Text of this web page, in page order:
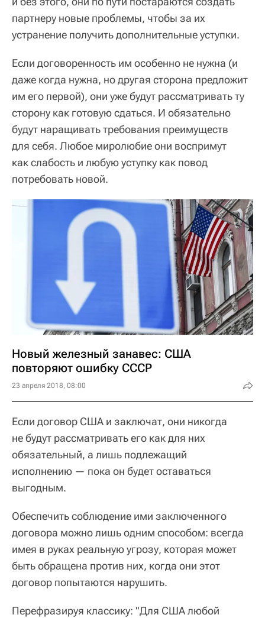
партнеру новые проблемы, чтобы за их
устранение получить дополнительные уступки.
Если договоренность им особенно не нужна (и
даже когда нужна, но другая сторона предложит
им его первой), они уже будут рассматривать ту
сторону как готовую сдаться. И обязательно
будут наращивать требования преимуществ
для себя. Любое миролюбие они воспримут
как слабость и любую уступку как повод
потребовать новой.
Новый железный занавес: США
повторяют ошибку СССР
23 апреля 2018, 08:00
Если договор США и заключат, они никогда
не будут рассматривать его как для них
обязательный, а лишь подлежащий
исполнению — пока он будет оставаться
выгодным.
Обеспечить соблюдение ими заключенного
договора можно лишь одним способом: всегда
имея в руках реальную угрозу, которая может
быть обращена против них, когда они этот
договор попытаются нарушить.
Перефразируя классику: "Для США любой